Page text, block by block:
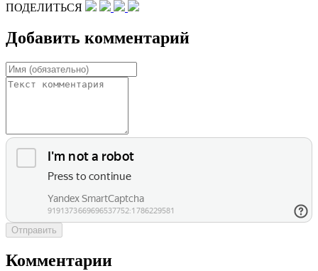
ПОДЕЛИТЬСЯ
Добавить комментарий
Отправить
Комментарии